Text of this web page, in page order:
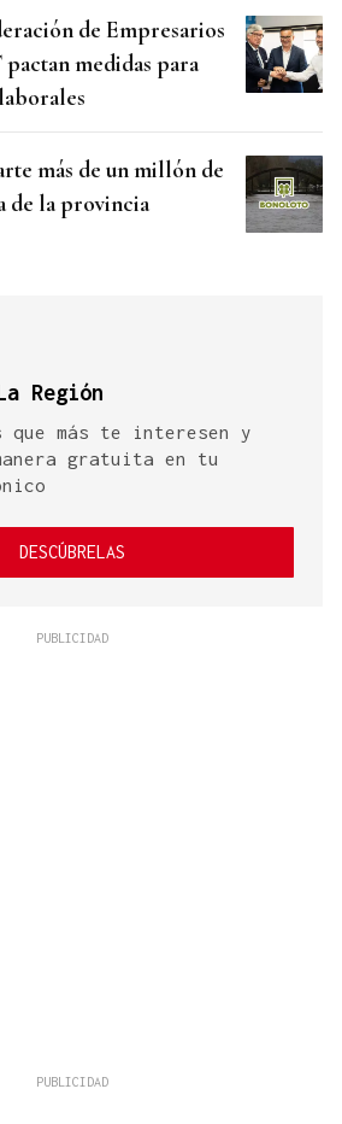
de Empresarios
medidas para
más de un millón de
de la provincia
Región
que más te interesen y
gratuita en tu
DESCÚBRELAS